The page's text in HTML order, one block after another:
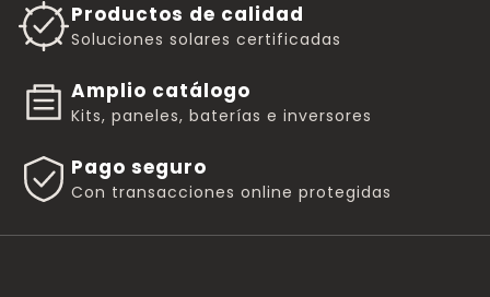
Productos de calidad
Soluciones solares certificadas
Amplio catálogo
Kits, paneles, baterías e inversores
Pago seguro
Con transacciones online protegidas